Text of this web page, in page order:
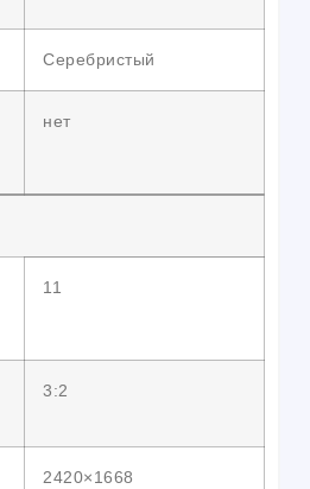
Серебристый
нет
11
3:2
2420×1668